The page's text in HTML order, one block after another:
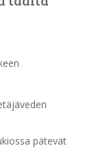
pätevät